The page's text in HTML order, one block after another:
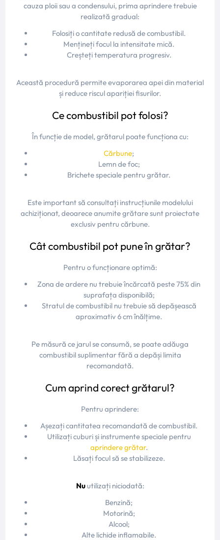
cauza ploii sau a condensului, prima aprindere trebuie
realizată gradual:
Folosiți o cantitate redusă de combustibil.
Mențineți focul la intensitate mică.
Creșteți temperatura progresiv.
Această procedură permite evaporarea apei din material
și reduce riscul apariției fisurilor.
Ce combustibil pot folosi?
În funcție de model, grătarul poate funcționa cu:
Cărbune;
Lemn de foc;
Brichete speciale pentru grătar.
Este important să consultați instrucțiunile modelului
achiziționat, deoarece anumite grătare sunt proiectate
exclusiv pentru cărbune.
Cât combustibil pot pune în grătar?
Pentru o funcționare optimă:
Zona de ardere nu trebuie încărcată peste 75% din
suprafața disponibilă;
Stratul de combustibil nu trebuie să depășească
aproximativ 6 cm înălțime.
Pe măsură ce jarul se consumă, se poate adăuga
combustibil suplimentar fără a depăși limita
recomandată.
Cum aprind corect grătarul?
Pentru aprindere:
Așezați cantitatea recomandată de combustibil.
Utilizați cuburi și instrumente speciale pentru
aprindere grătar.
Lăsați focul să se stabilizeze.
Nuutilizați niciodată:
Benzină;
Motorină;
Alcool;
Alte lichide inflamabile.